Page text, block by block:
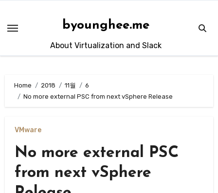
content
byounghee.me
About Virtualization and Slack
Home 2018 11월
6
No more external PSC from next vSphere Release
VMware
No more external PSC
from next vSphere